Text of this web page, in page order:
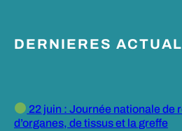
DERNIERES
22 juin : Journée nationale de
d’organes, de tissus et la greffe